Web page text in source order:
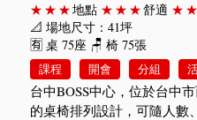
★★★地點 ★★★舒適
📐 場地尺寸：41坪
🈶 桌 75座 🪑 椅 75張
課程 開會 分組
台中BOSS中心，位於台中
的桌椅排列設計，可隨人數